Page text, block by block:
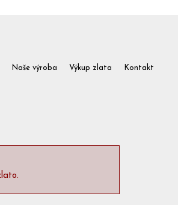
Naše výroba Výkup zlata Kontakt